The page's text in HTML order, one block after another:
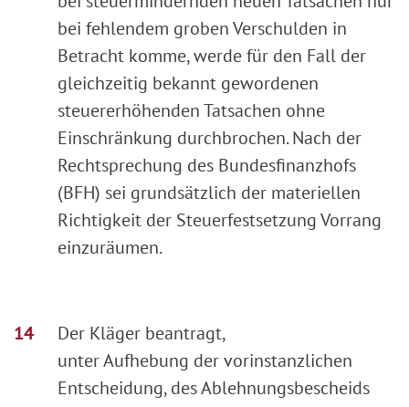
bei fehlendem groben Verschulden in
Betracht komme, werde für den Fall der
gleichzeitig bekannt gewordenen
steuererhöhenden Tatsachen ohne
Einschränkung durchbrochen. Nach der
Rechtsprechung des Bundesfinanzhofs
(BFH) sei grundsätzlich der materiellen
Richtigkeit der Steuerfestsetzung Vorrang
einzuräumen.
Der Kläger beantragt,
unter Aufhebung der vorinstanzlichen
Entscheidung, des Ablehnungsbescheids